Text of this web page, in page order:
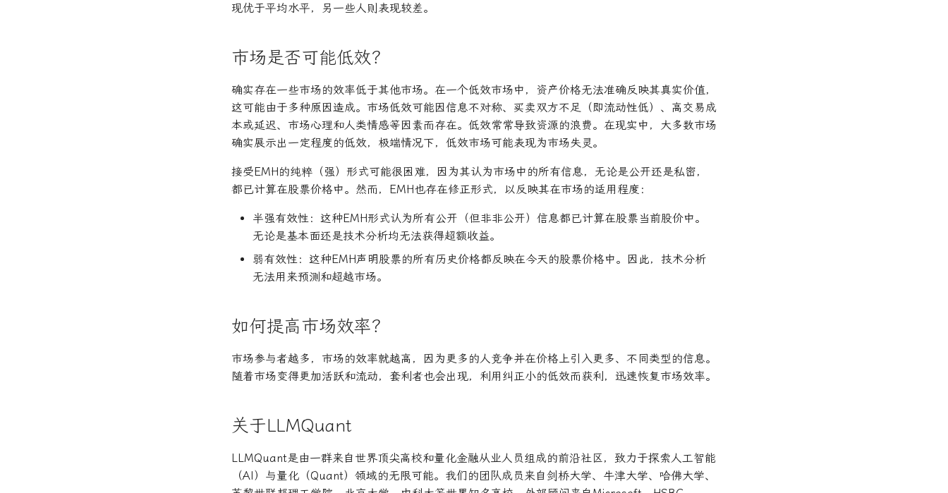
现优于平均水平，另一些人则表现较差。
市场是否可能低效？
确实存在一些市场的效率低于其他市场。在一个低效市场中，资产价格无法准确反映其真实价值，
这可能由于多种原因造成。市场低效可能因信息不对称、买卖双方不足（即流动性低）、高交易成
本或延迟、市场心理和人类情感等因素而存在。低效常常导致资源的浪费。在现实中，大多数市场
确实展示出一定程度的低效，极端情况下，低效市场可能表现为市场失灵。
接受EMH的纯粹（强）形式可能很困难，因为其认为市场中的所有信息，无论是公开还是私密，
都已计算在股票价格中。然而，EMH也存在修正形式，以反映其在市场的适用程度：
半强有效性：这种EMH形式认为所有公开（但非非公开）信息都已计算在股票当前股价中。
无论是基本面还是技术分析均无法获得超额收益。
弱有效性：这种EMH声明股票的所有历史价格都反映在今天的股票价格中。因此，技术分析
无法用来预测和超越市场。
如何提高市场效率？
市场参与者越多，市场的效率就越高，因为更多的人竞争并在价格上引入更多、不同类型的信息。
随着市场变得更加活跃和流动，套利者也会出现，利用纠正小的低效而获利，迅速恢复市场效率。
关于LLMQuant
LLMQuant是由一群来自世界顶尖高校和量化金融从业人员组成的前沿社区，致力于探索人工智能
（AI）与量化（Quant）领域的无限可能。我们的团队成员来自剑桥大学、牛津大学、哈佛大学、